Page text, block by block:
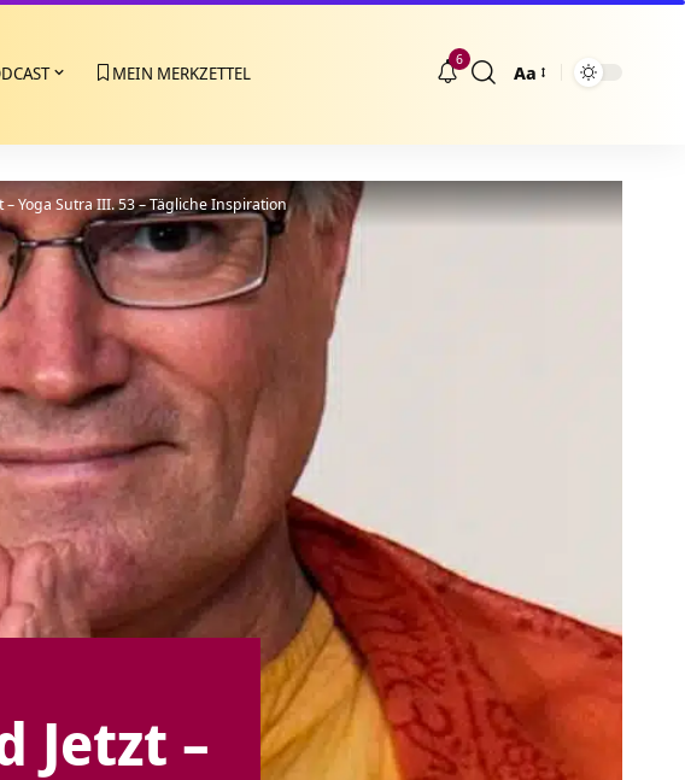
MEIN MERKZETTEL
6
Größenänderung
Aa
Yoga Sutra III. 53 – Tägliche Inspiration
Jetzt –